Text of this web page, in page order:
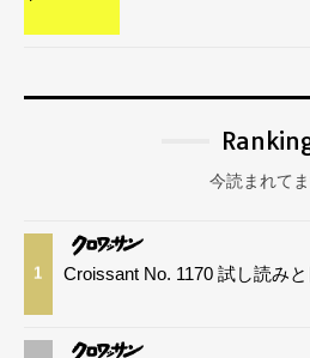
今読まれて
1 Croissant No. 1170 試し読み